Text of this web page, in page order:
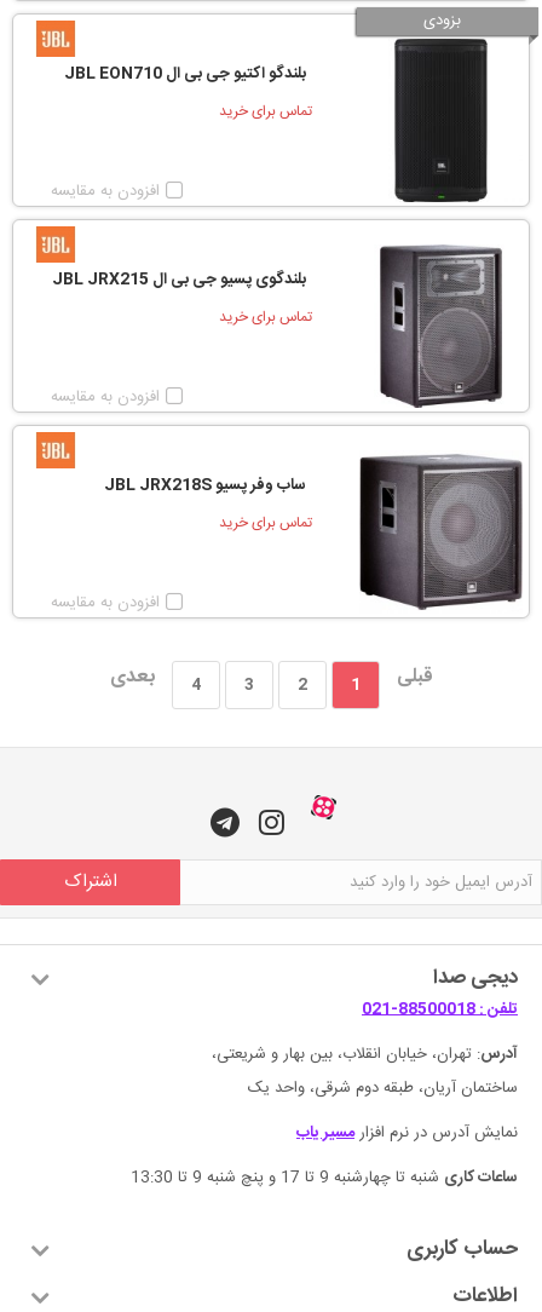
بزودی
بلندگو اکتیو جی بی ال JBL EON710
تماس برای خرید
افزودن به مقایسه
بلندگوی پسیو جی بی ال JBL JRX215
تماس برای خرید
افزودن به مقایسه
ساب وفر پسیو JBL JRX218S
تماس برای خرید
افزودن به مقایسه
قبلی 1
2
3
4 بعدی
اشتراک
دیجی صدا
تلفن : 88500018-021
آدرس: تهران، خیابان انقلاب، بین بهار و شریعتی،
ساختمان آریان، طبقه دوم شرقی، واحد یک
نمایش آدرس در نرم افزارمسیر یاب
ساعات کاری شنبه تا چهارشنبه 9 تا 17 و پنچ شنبه 9 تا 13:30
حساب کاربری
اطلاعات